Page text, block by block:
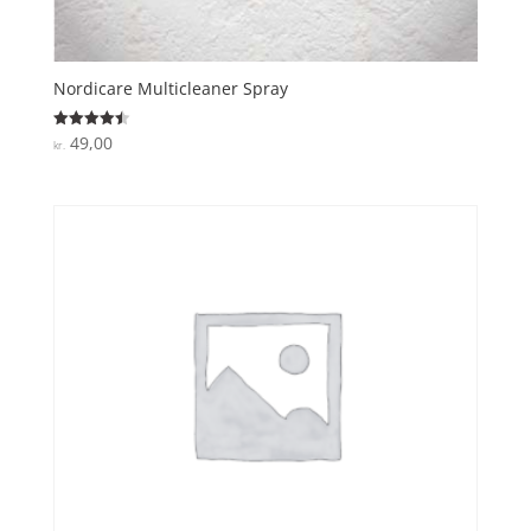
Nordicare Multicleaner Spray
Vurderet
4.5
kr. 49,00